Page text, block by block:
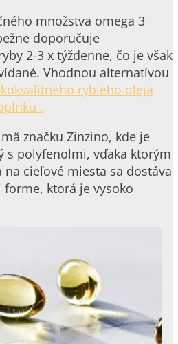
množstva omega 3
doporučuje
2-3 x týždenne, čo je však
Vhodnou alternatívou
rybieho oleja
.
značku Zinzino, kde je
s polyfenolmi, vďaka ktorým
cieľové miesta sa dostáva
ktorá je vysoko